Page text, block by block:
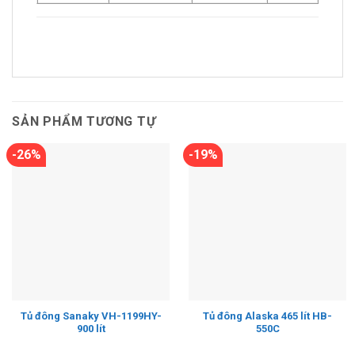
SẢN PHẨM TƯƠNG TỰ
-26%
Tủ đông Sanaky VH-1199HY-
900 lít
-19%
Tủ đông Alaska 465 lít HB-
550C